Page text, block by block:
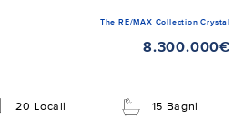
The RE/MAX Collection Crystal
8.300.000€
20 Locali 15 Bagni